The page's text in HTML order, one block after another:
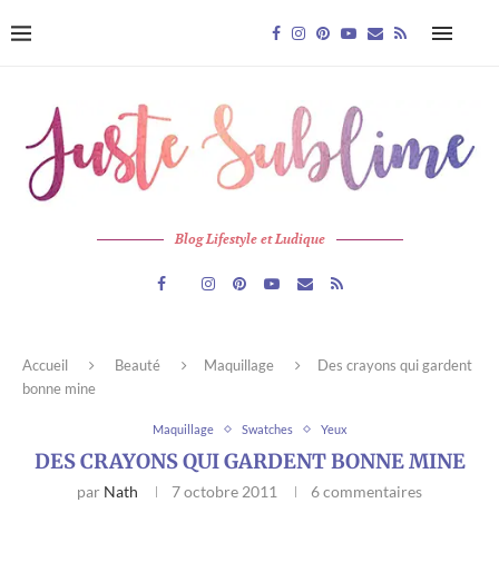
Blog Lifestyle et Ludique
Accueil Beauté Maquillage
Des crayons qui gardent
bonne mine
Maquillage Swatches Yeux
DES CRAYONS QUI GARDENT BONNE MINE
par Nath 7 octobre 2011 6 commentaires